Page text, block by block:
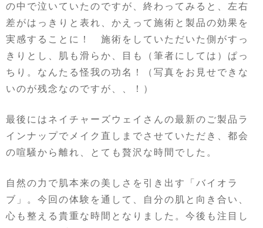
の中で泣いていたのですが、終わってみると、左右
差がはっきりと表れ、かえって施術と製品の効果を
実感することに！ 施術をしていただいた側がすっ
きりとし、肌も滑らか、目も（筆者にしては）ぱっ
ちり。なんたる怪我の功名！（写真をお見せできな
いのが残念なのですが、、！）
最後にはネイチャーズウェイさんの最新のご製品ラ
インナップでメイク直しまでさせていただき、都会
の喧騒から離れ、とても贅沢な時間でした。
自然の力で肌本来の美しさを引き出す「バイオラ
ブ」。今回の体験を通して、自分の肌と向き合い、
心も整える貴重な時間となりました。今後も注目し